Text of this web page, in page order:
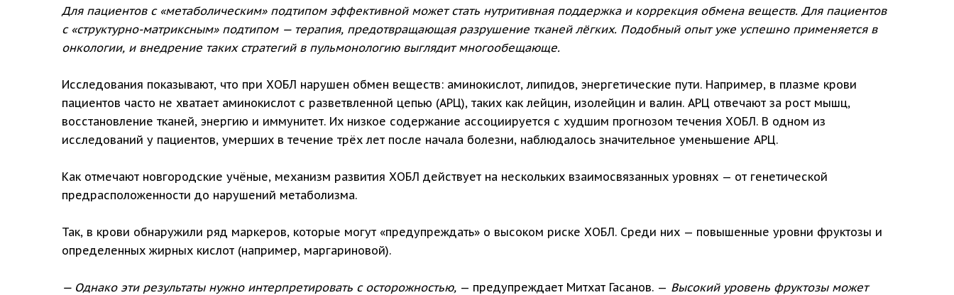
Для пациентов с «метаболическим» подтипом эффективной может стать нутритивная поддержка и коррекция обмена веществ. Для пациентов
с «структурно-матриксным» подтипом — терапия, предотвращающая разрушение тканей лёгких. Подобный опыт уже успешно применяется в
онкологии, и внедрение таких стратегий в пульмонологию выглядит многообещающе.
Исследования показывают, что при ХОБЛ нарушен обмен веществ: аминокислот, липидов, энергетические пути. Например, в плазме крови
пациентов часто не хватает аминокислот с разветвленной цепью (АРЦ), таких как лейцин, изолейцин и валин. АРЦ отвечают за рост мышц,
восстановление тканей, энергию и иммунитет. Их низкое содержание ассоциируется с худшим прогнозом течения ХОБЛ. В одном из
исследований у пациентов, умерших в течение трёх лет после начала болезни, наблюдалось значительное уменьшение АРЦ.
Как отмечают новгородские учёные, механизм развития ХОБЛ действует на нескольких взаимосвязанных уровнях — от генетической
предрасположенности до нарушений метаболизма.
Так, в крови обнаружили ряд маркеров, которые могут «предупреждать» о высоком риске ХОБЛ. Среди них — повышенные уровни фруктозы и
определенных жирных кислот (например, маргариновой).
— Однако эти результаты нужно интерпретировать с осторожностью, — предупреждает Митхат Гасанов. — Высокий уровень фруктозы может